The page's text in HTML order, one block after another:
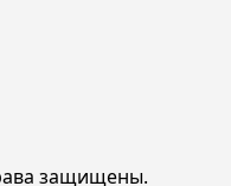
защищены.